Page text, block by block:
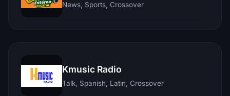
News, Sports, Crossover
Kmusic Radio
Talk, Spanish, Latin, Crossover